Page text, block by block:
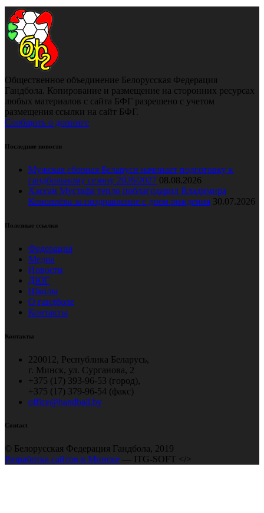
Общественное объединение Белорусская Федерация
Гандбола. Копирование и размещение на сторонних ресурсах
любых материалов с сайта БФГ разрешено с учетом
размещения ссылки на сайт БФГ.
Сообщить о допинге
Последние новости
Мужская сборная Беларуси начинает подготовку к
гандбольному сезону 2026/2027 08.08.2026
Хассан Мустафа тепло поблагодарил Владимира
Коноплёва за поздравление с днем рождения 30.07.2026
Полезные ссылки
Федерация
Медиа
Новости
ДЮГ
Школы
О гандболе
Контакты
Контакты
220012, Республика Беларусь,
г. Минск, ул. Сурганова, 2
+375 (17) 393-96-53 (город),
+375 (17) 379-96-54 (факс)
office@handball.by
Contact
© Белорусская Федерация Гандбола, 2019
Разработка сайтов в Минске — ITG-SOFT </>